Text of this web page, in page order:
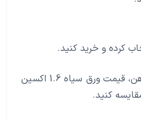
کرده و خرید کنید.
شما می‌توانید در سامانه آهن، قیمت ورق سیاه 1.6 اکسین
کنید.